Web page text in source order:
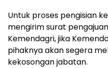
Untuk proses pengisian
mengirim surat
Kemendagri, jika
pihaknya akan segera
kekosongan jabatan.